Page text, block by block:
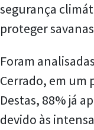
segurança
proteger
Foram
Cerrado, em um
Destas, 88% já
devido às